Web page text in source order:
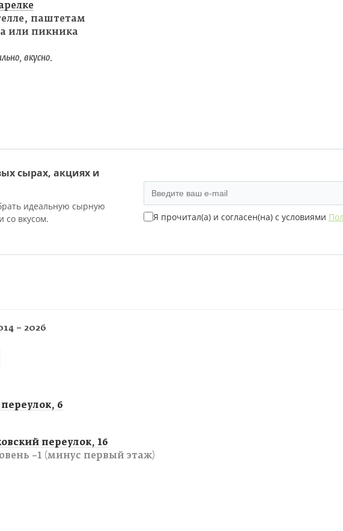
паштетам
или пикника
вкусно.
сырах, акциях и
идеальную сырную
со вкусом.
Я прочитал(а) и согласен(на) с условиями
– 2026
6
переулок, 16
−1 (минус первый этаж)